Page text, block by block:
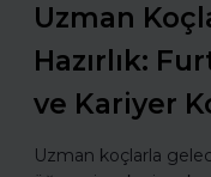
Uzman
Hazırlık:
ve Kariyer
Uzman koçlarla